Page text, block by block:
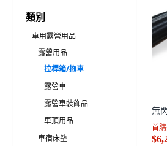
類別
車用露營用品
露營用品
拉桿箱/拖車
露營車
露營車裝飾品
車頂用品
車宿床墊
無
首